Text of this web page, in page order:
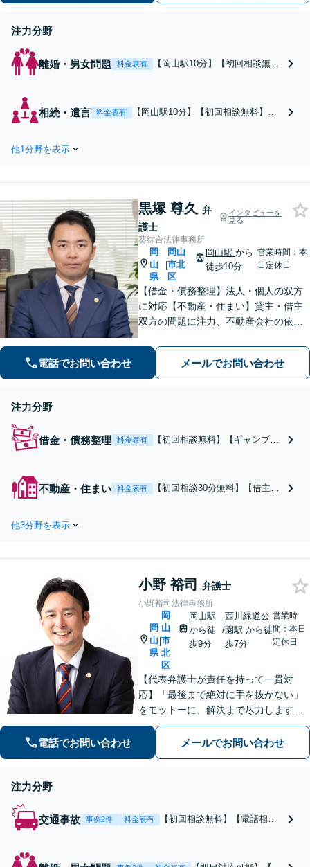
注力分野
離婚・男女問題 料金表有
【岡山駅10分】【初回相談無
切です！ご相談者様の希望に寄
り添い、有利かつ円満な解決へ
相続・遺言 料金表有
【岡山駅10分】【初回相談無料】親
雑な相続手続きをサポートいたしま
間・休日相談可】
他1分野を表示
黒塚 尊久 弁
護士
インタビューを
見る
葵綜合法律事務所
岡
山
県
|
岡山
市北
区
岡山駅 から
徒歩10分
営業時間：本
日定休日
【借金・債務整理】法人・個人の双方
に対応【不動産・住まい】貸主・借主
双方の問題に注力、不動産会社の依頼
通。その他労働事件もカバー【行政事
件】学校トラブル・いじめ問題に注力
【企業法務】予防法務・紛争対応お任
電話でお問い合わせ メールでお問い合わせ
注力分野
借金・債務整理 料金表有
【初回相談無料】【ギャンブ
型事件にも幅広く対応可】あな
たに合った最適な解決策をご提
不動産・住まい 料金表有
【初回相談30分無料】【借主
広い問題に対応しています。問
提案し、迅速かつ丁寧に対応い
たします。
他3分野を表示
小野 裕司 弁護士
小野裕司法律事務所
岡
山
県
|
岡
山
市
北
区
岡山駅
から徒
歩9分
/
西川緑道公
園駅 から徒
歩7分
営業時
間：本日
定休日
【代表弁護士が責任を持って一貫対
応】「最後まで絶対に手を抜かない」
をモットーに、解決まで尽力します
【交通事故】解決実績は400件以上※初
回相談無料、電話相談も可能【離婚・
男女問題】講演・勉強会の講師実績あ
電話でお問い合わせ メールでお問い合わせ
注力分野
交通事故 事例2件 料金表有
【初回相談無料】【電話相談
り！示談交渉／後遺障害等級